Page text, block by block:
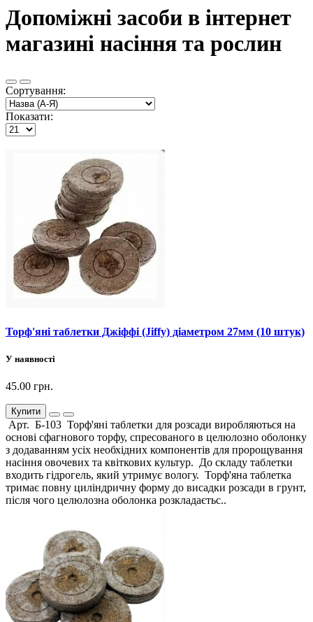
Допоміжні засоби в інтернет
магазині насіння та рослин
Сортування:
Показати:
Торф'яні таблетки Джіффі (Jiffy) діаметром 27мм (10 штук)
У наявності
45.00 грн.
Купити
Арт. Б-103 Торф'яні таблетки для розсади виробляються на
основі сфагнового торфу, спресованого в целюлозно оболонку
з додаванням усіх необхідних компонентів для пророщування
насіння овочевих та квіткових культур. До складу таблетки
входить гідрогель, який утримує вологу. Торф'яна таблетка
тримає повну циліндричну форму до висадки розсади в грунт,
після чого целюлозна оболонка розкладаєтьс..